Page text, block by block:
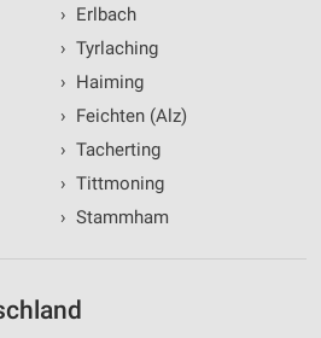
› Erlbach
› Tyrlaching
› Haiming
› Feichten (Alz)
› Tacherting
› Tittmoning
› Stammham